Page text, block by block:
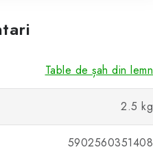
Table de șah din lemn
2.5 kg
5902560351408